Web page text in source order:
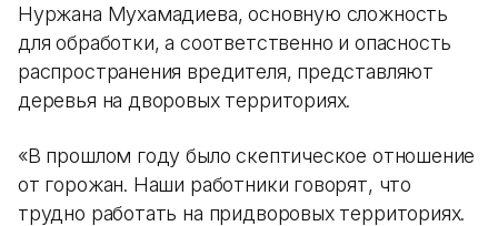
Нуржана Мухамадиева, основную сложность
для обработки, а соответственно и опасность
распространения вредителя, представляют
деревья на дворовых территориях.
«В прошлом году было скептическое отношение
от горожан. Наши работники говорят, что
трудно работать на придворовых территориях.